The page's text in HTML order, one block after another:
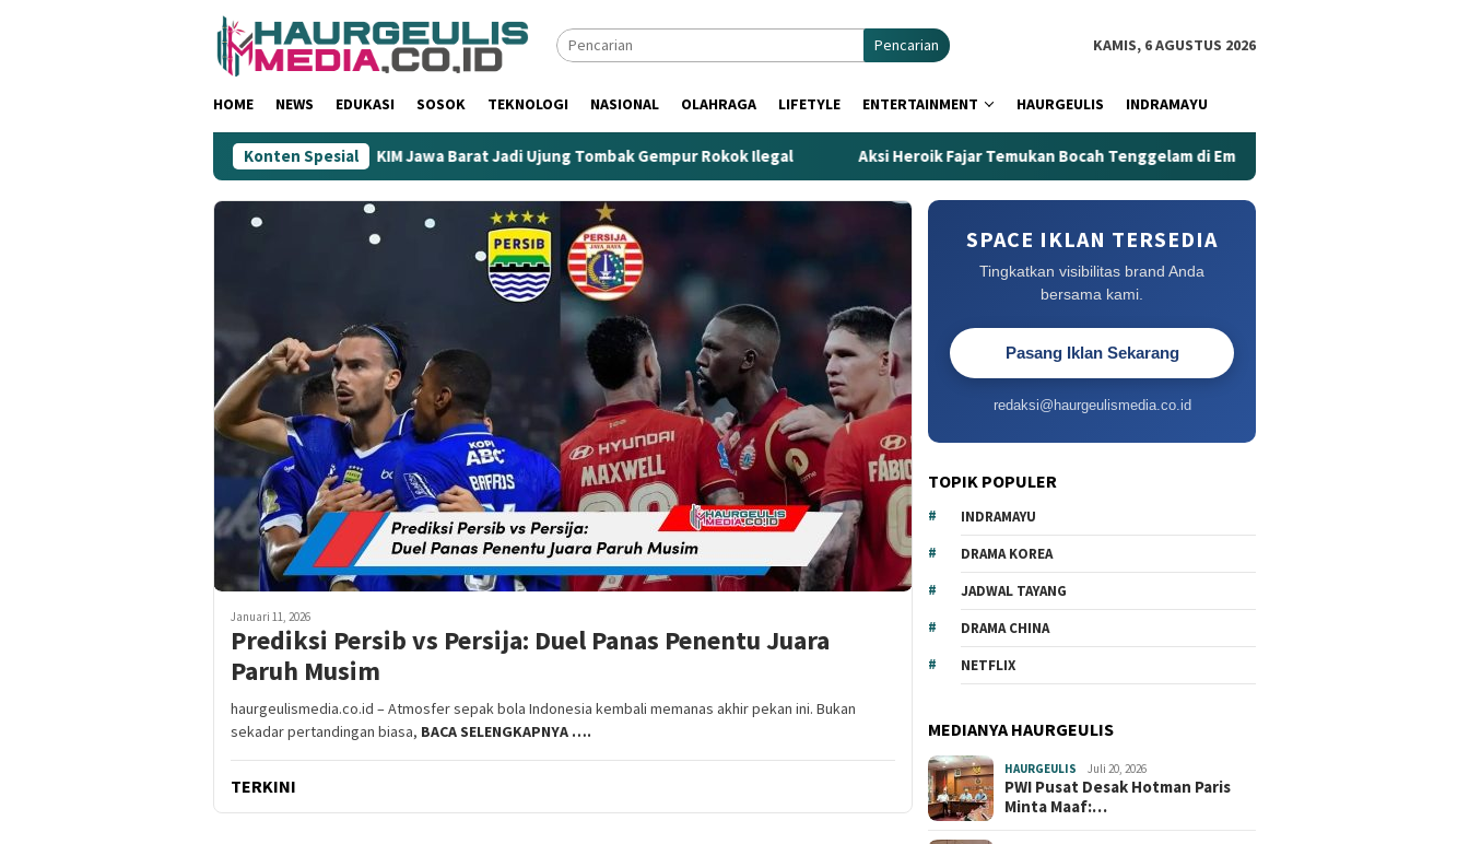
Pencarian KAMIS, 6 AGUSTUS 2026
HOME NEWS EDUKASI SOSOK TEKNOLOGI NASIONAL OLAHRAGA LIFETYLE ENTERTAINMENT HAURGEULIS INDRAMAYU
Konten Spesial
Dinilai Rendahkan Wartawan KIM Jawa Barat Jadi Ujung Tombak Gempur Rokok Ilegal Aksi Heroik Fajar Temukan Bocah Tenggelam di Embung Kertanegara
Januari 11, 2026
Prediksi Persib vs Persija: Duel Panas Penentu Juara
Paruh Musim
haurgeulismedia.co.id – Atmosfer sepak bola Indonesia kembali memanas akhir pekan ini. Bukan
sekadar pertandingan biasa, BACA SELENGKAPNYA ….
TERKINI
SPACE IKLAN TERSEDIA
Tingkatkan visibilitas brand Anda
bersama kami.
Pasang Iklan Sekarang
redaksi@haurgeulismedia.co.id
TOPIK POPULER
INDRAMAYU
DRAMA KOREA
JADWAL TAYANG
DRAMA CHINA
NETFLIX
MEDIANYA HAURGEULIS
HAURGEULIS Juli 20, 2026
PWI Pusat Desak Hotman Paris
Minta Maaf:…